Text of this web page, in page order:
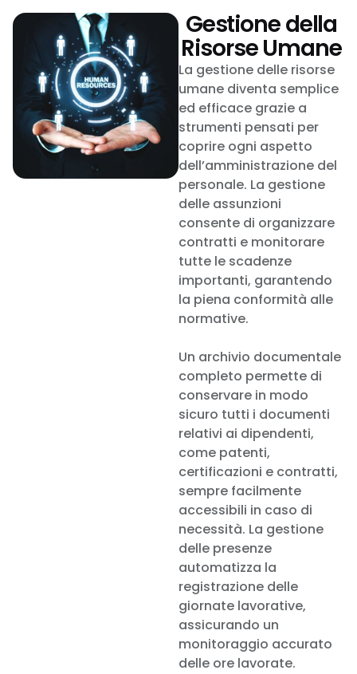
Gestione della
Risorse Umane
La gestione delle risorse
umane diventa semplice
ed efficace grazie a
strumenti pensati per
coprire ogni aspetto
dell’amministrazione del
personale. La gestione
delle assunzioni
consente di organizzare
contratti e monitorare
tutte le scadenze
importanti, garantendo
la piena conformità alle
normative.
Un archivio documentale
completo permette di
conservare in modo
sicuro tutti i documenti
relativi ai dipendenti,
come patenti,
certificazioni e contratti,
sempre facilmente
accessibili in caso di
necessità. La gestione
delle presenze
automatizza la
registrazione delle
giornate lavorative,
assicurando un
monitoraggio accurato
delle ore lavorate.